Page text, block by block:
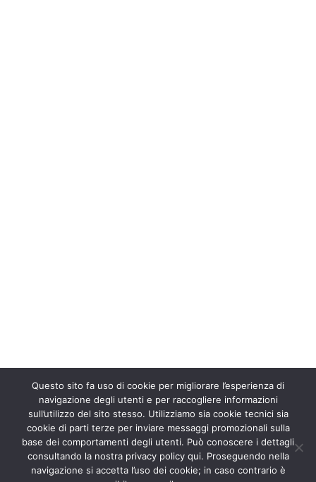
Questo sito fa uso di cookie per migliorare l’esperienza di
navigazione degli utenti e per raccogliere informazioni
sull’utilizzo del sito stesso. Utilizziamo sia cookie tecnici sia
cookie di parti terze per inviare messaggi promozionali sulla
base dei comportamenti degli utenti. Può conoscere i dettagli
consultando la nostra privacy policy qui. Proseguendo nella
navigazione si accetta l’uso dei cookie; in caso contrario è